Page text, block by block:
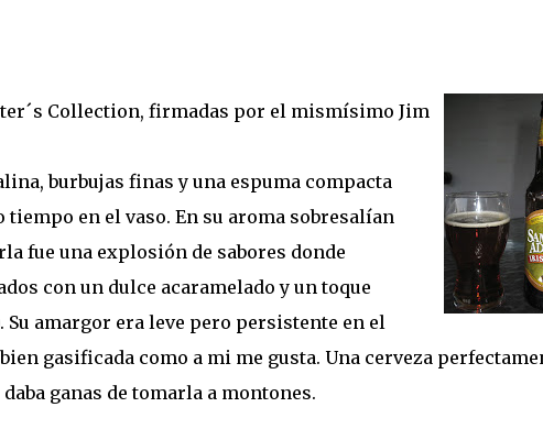
Collection, firmadas por el mismísimo Jim
burbujas finas y una espuma compacta
en el vaso. En su aroma sobresalían
fue una explosión de sabores donde
con un dulce acaramelado y un toque
amargor era leve pero persistente en el
gasificada como a mi me gusta. Una cerveza
ganas de tomarla a montones.